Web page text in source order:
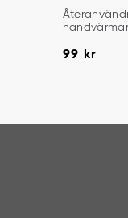
Pris:
99 kr